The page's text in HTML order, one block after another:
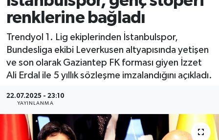
renklerine bağladı
Trendyol 1. Lig ekiplerinden İstanbulspor,
Bundesliga ekibi Leverkusen altyapısında yetişen
ve son olarak Gaziantep FK forması giyen İzzet
Ali Erdal ile 5 yıllık sözleşme imzalandığını açıkladı.
22.07.2025 - 23:10
YAYINLANMA
DÜNYA
MAGAZİN
KÜLTÜR SANAT
SAĞLIK
BİLİM VE TEKNOLOJİ
Süper Lig Puan Durumu ve Fikstür
Son Dakika Haberleri
Haber Arşivi